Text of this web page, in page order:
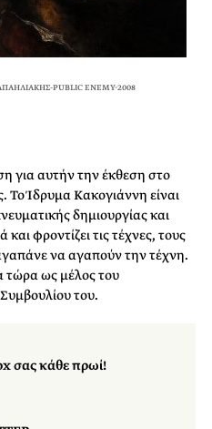
PUBLIC ENEMY-2008
για αυτήν την έκθεση στο
Ίδρυμα Κακογιάννη είναι
δημιουργίας και
φροντίζει τις τέχνες, τους
να αγαπούν την τέχνη.
τώρα ως μέλος του
του.
σας κάθε πρωί!